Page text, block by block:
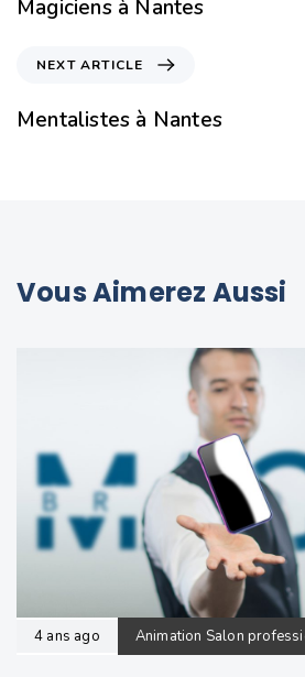
Magiciens à Nantes
NEXT ARTICLE
Mentalistes à Nantes
Vous Aimerez Aussi
4 ans ago Animation Salon